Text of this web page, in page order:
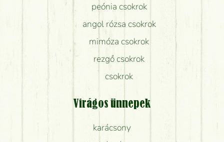
peónia csokrok
angol rózsa csokrok
mimóza csokrok
rezgő csokrok
csokrok
Virágos ünnepek
karácsony